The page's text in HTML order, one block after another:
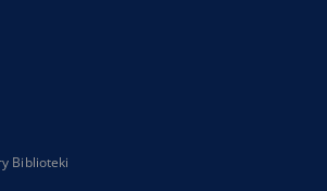
Biblioteki